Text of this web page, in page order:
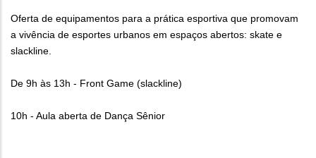
Oferta de equipamentos para a prática esportiva que promovam
a vivência de esportes urbanos em espaços abertos: skate e
slackline.
De 9h às 13h - Front Game (slackline)
10h - Aula aberta de Dança Sênior